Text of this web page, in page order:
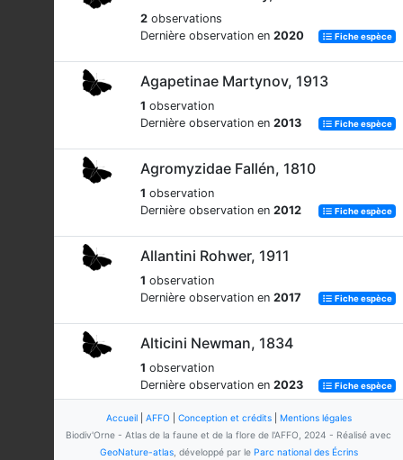
2 observations
Dernière observation en 2020 Fiche espèce
Agapetinae Martynov, 1913
1 observation
Dernière observation en 2013 Fiche espèce
Agromyzidae Fallén, 1810
1 observation
Dernière observation en 2012 Fiche espèce
Allantini Rohwer, 1911
1 observation
Dernière observation en 2017 Fiche espèce
Alticini Newman, 1834
1 observation
Dernière observation en 2023 Fiche espèce
Alucitidae Leach, 1815
1observation
Accueil| AFFO| Conception et crédits| Mentions légales
Biodiv'Orne - Atlas de la faune et de la flore de l'AFFO, 2024 - Réalisé avec
GeoNature-atlas, développé par le Parc national des Écrins